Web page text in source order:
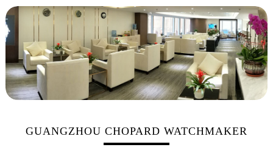
GUANGZHOU CHOPARD WATCHMAKER